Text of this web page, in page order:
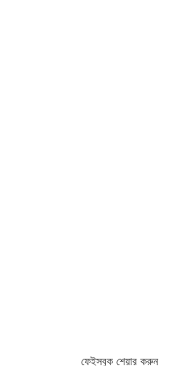
ফেইসবুক শেয়ার করুন